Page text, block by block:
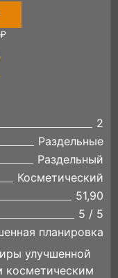
2
Раздельные
Раздельный
Косметический
51,90
5 / 5
планировка
улучшенной
косметическим